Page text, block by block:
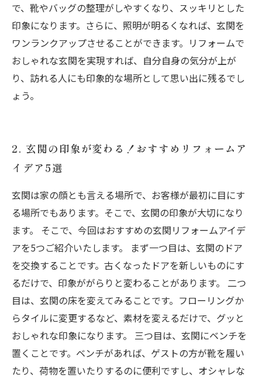
で、靴やバッグの整理がしやすくなり、スッキリとした
印象になります。さらに、照明が明るくなれば、玄関を
ワンランクアップさせることができます。リフォームで
おしゃれな玄関を実現すれば、自分自身の気分が上が
り、訪れる人にも印象的な場所として思い出に残るでし
ょう。
2. 玄関の印象が変わる！おすすめリフォームア
イデア5選
玄関は家の顔とも言える場所で、お客様が最初に目にす
る場所でもあります。そこで、玄関の印象が大切になり
ます。 そこで、今回はおすすめの玄関リフォームアイデ
アを5つご紹介いたします。 まず一つ目は、玄関のドア
を交換することです。古くなったドアを新しいものにす
るだけで、印象ががらりと変わることがあります。 二つ
目は、玄関の床を変えてみることです。フローリングか
らタイルに変更するなど、素材を変えるだけで、グッと
おしゃれな印象になります。 三つ目は、玄関にベンチを
置くことです。ベンチがあれば、ゲストの方が靴を履い
たり、荷物を置いたりするのに便利ですし、オシャレな